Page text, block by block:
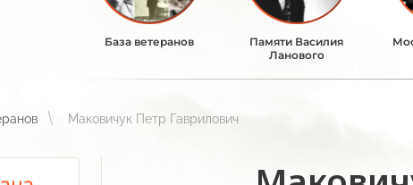
База ветеранов
Памяти Василия
Ланового
Маковичук Петр Гаврилович